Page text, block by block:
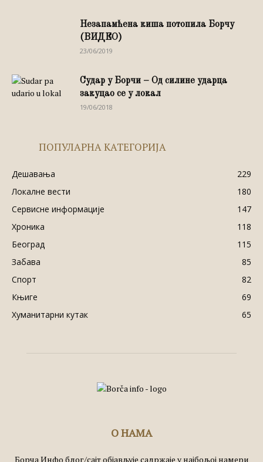
Незапамћена киша потопила Борчу
(ВИДЕО)
23/06/2019
Судар у Борчи – Од силине ударца
закуцао се у локал
19/06/2018
ПОПУЛАРНА КАТЕГОРИЈА
Дешавања
229
Локалне вести
180
Сервисне информације
147
Хроника
118
Београд
115
Забава
85
Спорт
82
Књиге
69
Хуманитарни кутак
65
О НАМА
Борча Инфо блог/сајт објављује садржаје у најбољој намери